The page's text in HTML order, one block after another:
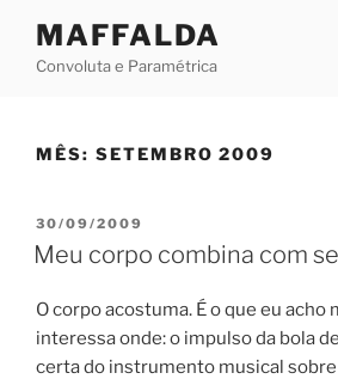
content
MAFFALDA
Convoluta e Paramétrica
MÊS: SETEMBRO 2009
POSTED
ON
30/09/2009
Meu corpo combina com
O corpo acostuma. É o que eu acho
interessa onde: o impulso da bola
certa do instrumento musical